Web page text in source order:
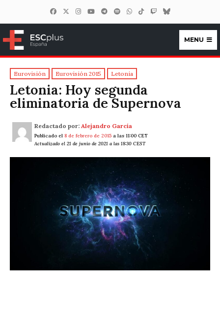
ESCplus España
MENU
Eurovisión Eurovisión 2015 Letonia
Letonia: Hoy segunda
eliminatoria de Supernova
Redactado por: Alejandro García
Publicado el 8 de febrero de 2015 a las 11:00 CET
Actualizado el 21 de junio de 2021 a las 18:30 CEST